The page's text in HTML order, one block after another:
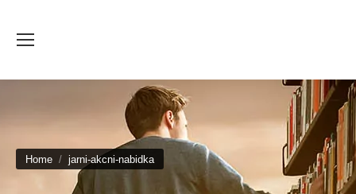
You are here:
Home jarni-akcni-nabidka